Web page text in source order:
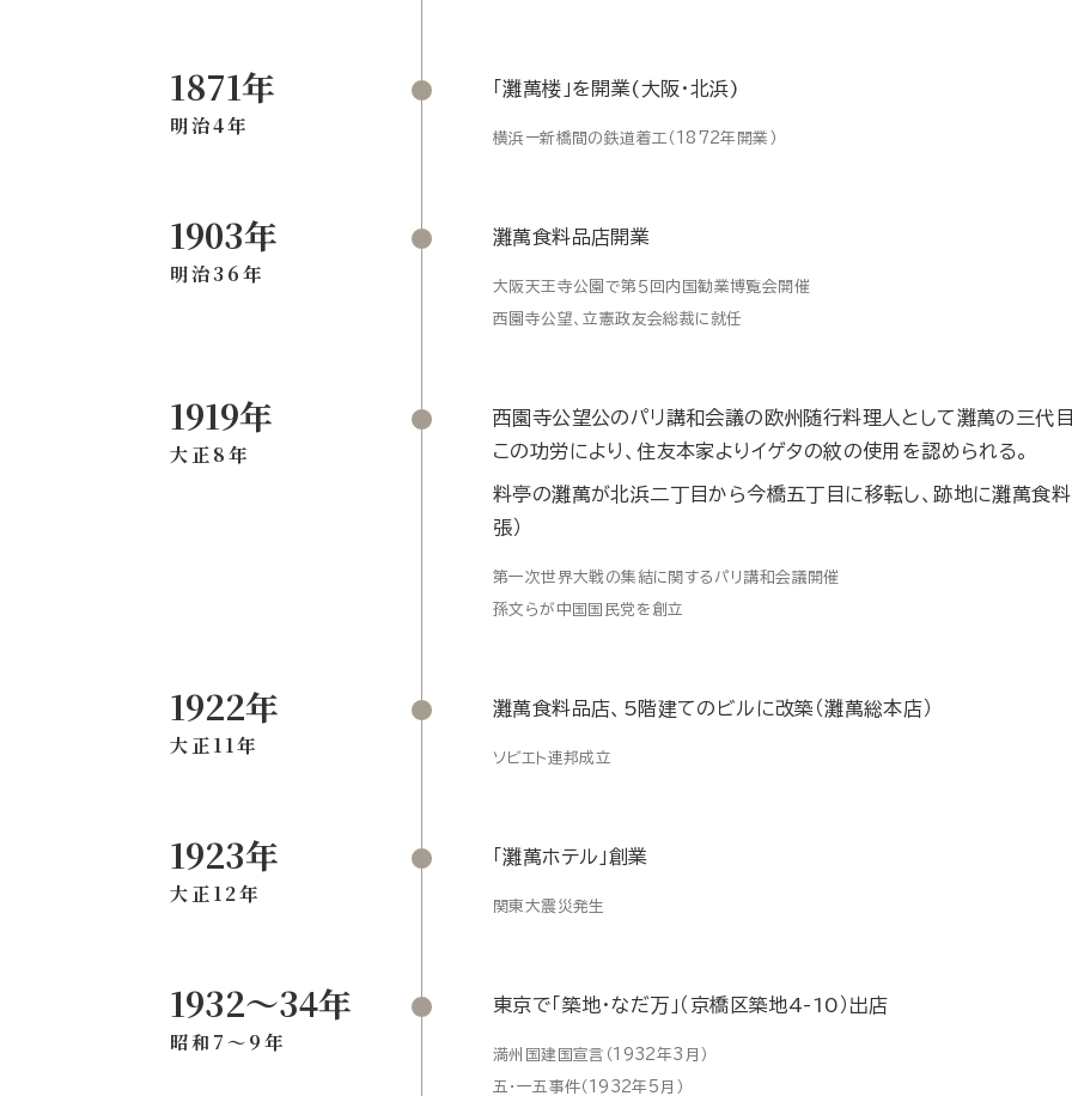
1871年
明治4年
「灘萬楼」を開業(大阪・北浜)
横浜ー新橋間の鉄道着工（1872年開業）
1903年
明治36年
灘萬食料品店開業
大阪天王寺公園で第５回内国勧業博覧会開催
西園寺公望、立憲政友会総裁に就任
1919年
大正8年
西園寺公望公のパリ講和会議の欧州随行料理人として灘萬の三代目
この功労により、住友本家よりイゲタの紋の使用を認められる。
料亭の灘萬が北浜二丁目から今橋五丁目に移転し、跡地に灘萬食
張）
第一次世界大戦の集結に関するパリ講和会議開催
孫文らが中国国民党を創立
1922年
大正11年
灘萬食料品店、5階建てのビルに改築（灘萬総本店）
ソビエト連邦成立
1923年
大正12年
「灘萬ホテル」創業
関東大震災発生
1932〜34年
昭和7〜9年
東京で「築地・なだ万」（京橋区築地4-10）出店
満州国建国宣言（1932年3月）
五・一五事件（1932年5月）